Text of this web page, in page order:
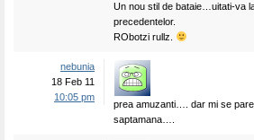
Un nou stil de bataie…uitati-va
precedentelor.
RObotzi rullz.
nebunia
18 Feb 11
10:05 pm
prea amuzanti…. dar mi se
saptamana….